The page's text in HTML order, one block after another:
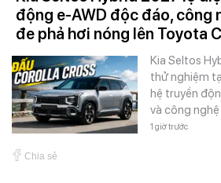
động e-AWD độc đáo, công
đe phả hơi nóng lên Toyota
Kia Seltos
thử nghiệm
hệ truyền
và công nghệ
1 giờ trước
Chia sẻ